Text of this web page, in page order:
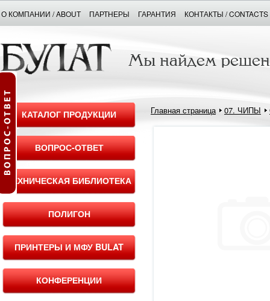
О КОМПАНИИ / ABOUT ПАРТНЕРЫ ГАРАНТИЯ КОНТАКТЫ / CONTACTS
КАТАЛОГ ПРОДУКЦИИ
ВОПРОС-ОТВЕТ
ТЕХНИЧЕСКАЯ БИБЛИОТЕКА
ПОЛИГОН
ПРИНТЕРЫ И МФУ BULAT
КОНФЕРЕНЦИИ
Главная страница 07. ЧИПЫ